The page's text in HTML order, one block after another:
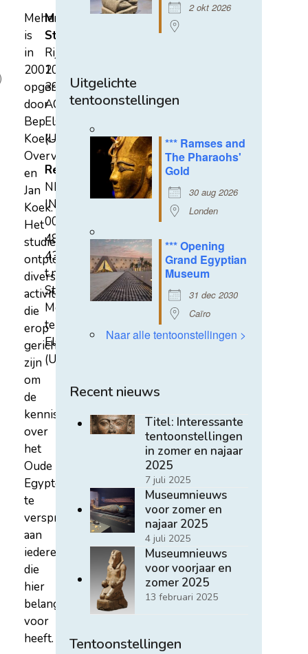
2 okt 2026
Uitgelichte
tentoonstellingen
*** Ramses and
The Pharaohs'
Gold
30 aug 2026
Londen
*** Opening
Grand Egyptian
Museum
31 dec 2030
Caïro
Naar alle tentoonstellingen >
Recent nieuws
Titel: Interessante
tentoonstellingen
in zomer en najaar
2025
7 juli 2025
Museumnieuws
voor zomer en
najaar 2025
4 juli 2025
Museumnieuws
voor voorjaar en
zomer 2025
13 februari 2025
Tentoonstellingen
Mehen
is
in
2002
opgericht
door
Bep
Koek-
Overvest
en
Jan
Koek.
Het
studiecentrum
ontplooit
diverse
activiteiten
die
erop
gericht
zijn
om
de
kennis
over
het
Oude
Egypte
te
verspreiden
aan
iedereen
die
hier
belangstelling
voor
heeft.
Mehen
Studiecentrum
Rijksstraatweg
107A
3921
AC
Elst
(U)
Rekeningnummer
NL31
INGB
0007
4852
43
t.n.v.
Stichting
Mehen
te
Elst
(U)